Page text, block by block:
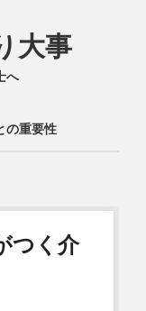
大事
へ
の重要性
つく介